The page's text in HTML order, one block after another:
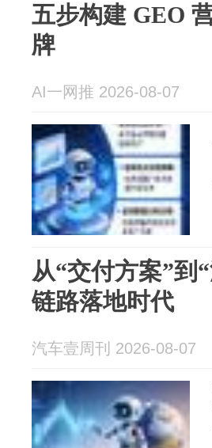
五步构建 GEO
牌
AI一网推 2026-08-07
从“交付方案”到
链路落地时代
汽车壹周刊 2026-08-07